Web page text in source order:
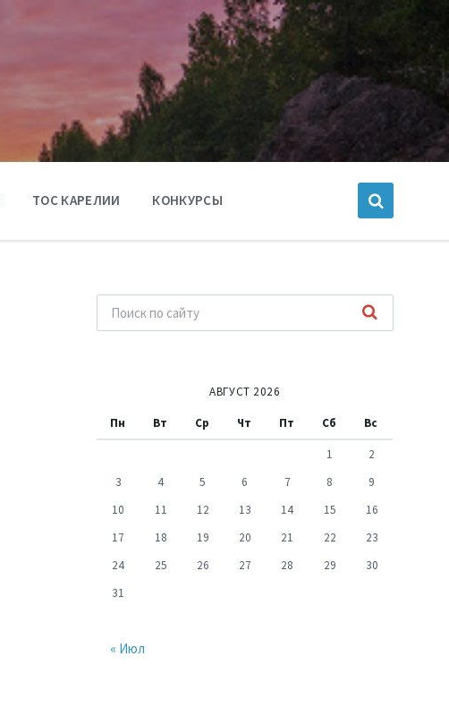
ТОС КАРЕЛИИ КОНКУРСЫ
АВГУСТ 2026
Пн Вт Ср Чт Пт Сб Вс
1
2
3
4 5 6 7 8
9
10
11 12 13 14 15
16
17
18 19 20 21 22
23
24
25 26 27 28 29
30
31
« Июл